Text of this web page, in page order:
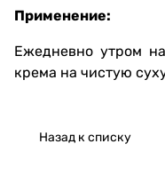
Применение:
Ежедневно утром
крема на чистую
Назад к списку